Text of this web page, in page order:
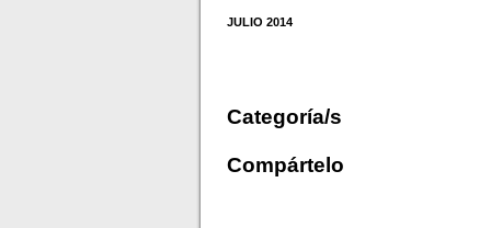
JULIO 2014
Categoría/s
Compártelo